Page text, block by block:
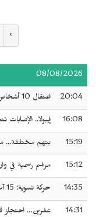
›
08/08/2026
20:04 اعتقال 10 أشخاص هددوا عائلة روجين كابايش
16:08 إيبولا.. الإصابات تتجاوز 4000 للمرة الأولى منذ
15:19 بتهم مختلفة...
15:12 مراسم رسمية في
14:35 حركة نسوية: 15 آب هو اليوم الأسود للمرأة الأفغانية
14:31 عفرين… احتجاز